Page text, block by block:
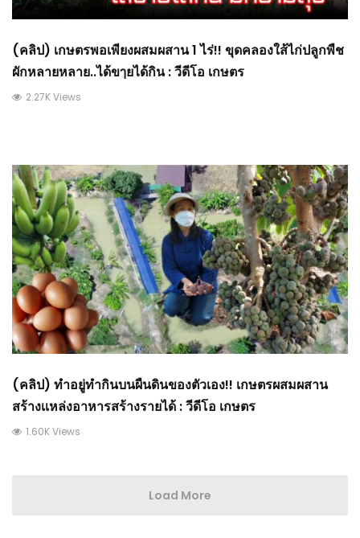
(คลิป) เกษตรพอเพียงผสมผสาน 1 ไร่!! ขุดคลองใส้ไก่ปลูกพืช
ผักหลายหลาย..ได้ขๅยได้กิน : วีดีโอ เกษตร
2.27K Views
(คลิป) ทำอยู่ทำกินบนผืนดินของตัวเอง!! เกษตรผสมผสาน
สร้างเเหล่งอาหารสร้างรายได้ : วีดีโอ เกษตร
1.60K Views
Load More